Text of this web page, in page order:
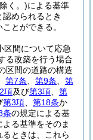
く。)による基準
められるとき
とができる。
区間について応急
る改築を行う場合
区間の道路の構造
第7条 第9条
第
項及び第3項
第
第3項 第18条か
条の規定による基
る基準をそのま
ときは、これら